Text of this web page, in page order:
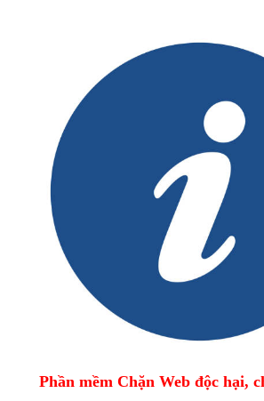
Phần mềm Chặn Web độc hại,